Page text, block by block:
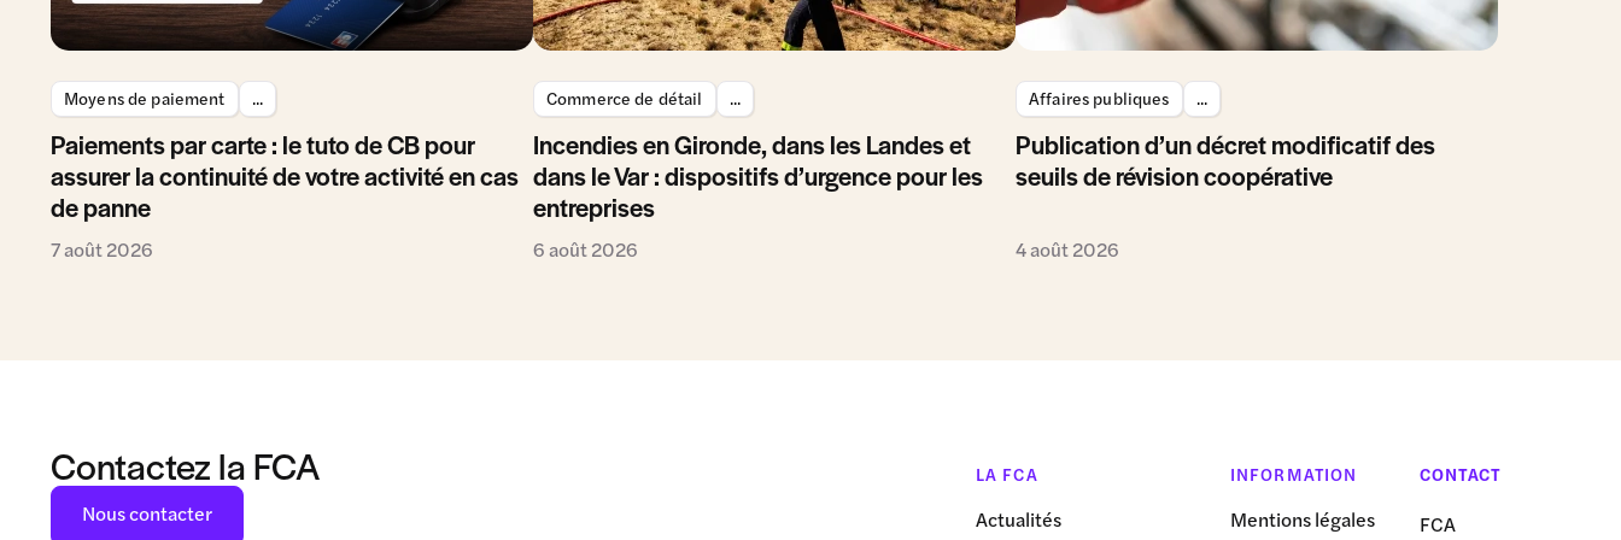
Moyens de paiement ...
Paiements par carte : le tuto de CB pour
assurer la continuité de votre activité en cas
de panne
7 août 2026
Commerce de détail ...
Incendies en Gironde, dans les Landes et
dans le Var : dispositifs d’urgence pour les
entreprises
6 août 2026
Affaires publiques ...
Publication d’un décret modificatif des
seuils de révision coopérative
4 août 2026
Contactez la FCA
Nous contacter
LA FCA
Actualités
INFORMATION
Mentions légales
CONTACT
FCA